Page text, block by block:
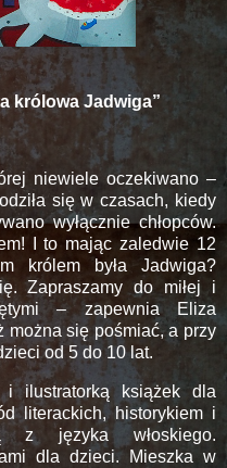
królowa Jadwiga”
niewiele oczekiwano –
się w czasach, kiedy
wyłącznie chłopców.
I to mając zaledwie 12
królem była Jadwiga?
Zapraszamy do miłej i
– zapewnia Eliza
można się pośmiać, a przy
od 5 do 10 lat.
i ilustratorką książek dla
literackich, historykiem i
z języka włoskiego.
dla dzieci. Mieszka w